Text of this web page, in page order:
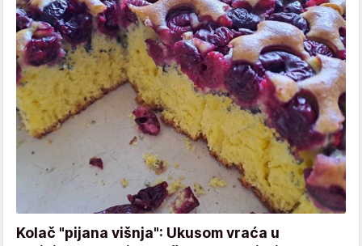
Kolač "pijana višnja": Ukusom vraća u